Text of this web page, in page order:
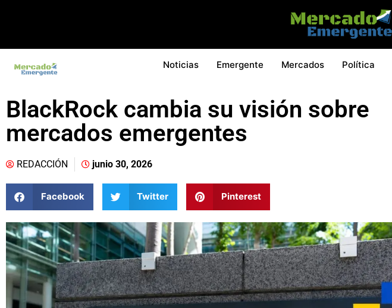
Noticias Emergente Mercados Política
BlackRock cambia su visión sobre
mercados emergentes
REDACCIÓN junio 30, 2026
Facebook Twitter Pinterest